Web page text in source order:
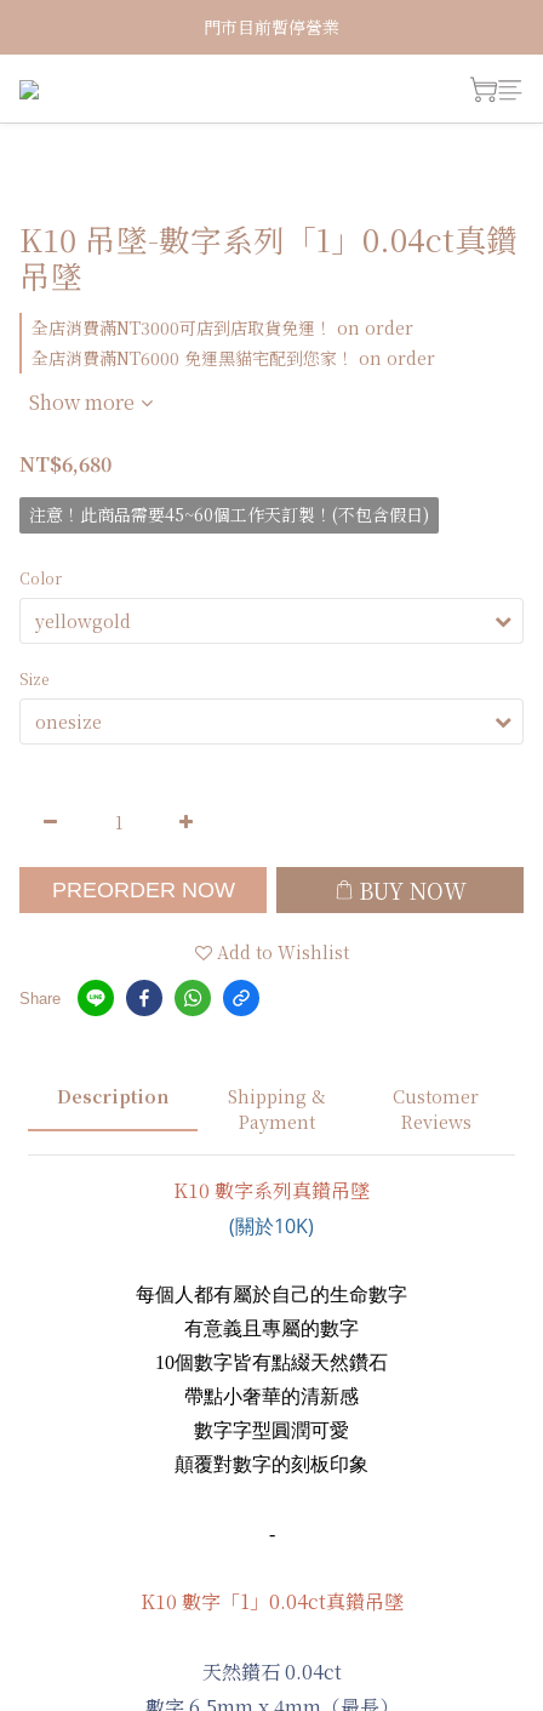
新加入會員！即享有NT150購物金
門市目前暫停營業
K10 吊墜-數字系列「1」0.04ct真鑽
吊墜
全店消費滿NT3000可店到店取貨免運！ on order
全店消費滿NT6000 免運黑貓宅配到您家！ on order
Show more
NT$6,680
注意！此商品需要45~60個工作天訂製！(不包含假日)
Color
Size
PREORDER NOW BUY NOW
Add to Wishlist
Share
Description
Shipping &
Payment
Customer
Reviews
K10 數字系列真鑽吊墜
(關於10K)
每個人都有屬於自己的生命數字
有意義且專屬的數字
10個數字皆有點綴天然鑽石
帶點小奢華的清新感
數字字型圓潤可愛
顛覆對數字的刻板印象
-
K10 數字「1」0.04ct真鑽吊墜
天然鑽石 0.04ct